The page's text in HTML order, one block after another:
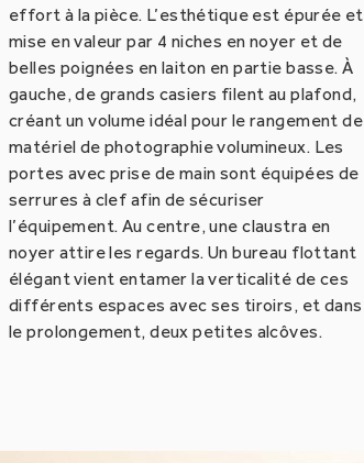
effort à la pièce. L’esthétique est épurée et
mise en valeur par 4 niches en noyer et de
belles poignées en laiton en partie basse. À
gauche, de grands casiers filent au plafond,
créant un volume idéal pour le rangement de
matériel de photographie volumineux. Les
portes avec prise de main sont équipées de
serrures à clef afin de sécuriser
l’équipement. Au centre, une claustra en
noyer attire les regards. Un bureau flottant
élégant vient entamer la verticalité de ces
différents espaces avec ses tiroirs, et dans
le prolongement, deux petites alcôves.
Agnès
Magli
inspiration Art déco
bibliothèque Iris
Anabel